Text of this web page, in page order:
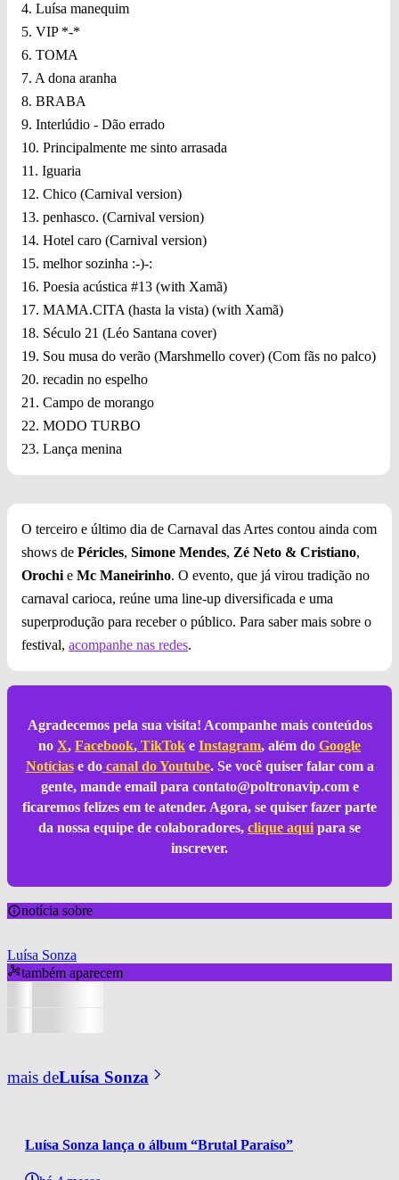
4. Luísa manequim
5. VIP *-*
6. TOMA
7. A dona aranha
8. BRABA
9. Interlúdio - Dão errado
10. Principalmente me sinto arrasada
11. Iguaria
12. Chico (Carnival version)
13. penhasco. (Carnival version)
14. Hotel caro (Carnival version)
15. melhor sozinha :-)-:
16. Poesia acústica #13 (with Xamã)
17. MAMA.CITA (hasta la vista) (with Xamã)
18. Século 21 (Léo Santana cover)
19. Sou musa do verão (Marshmello cover) (Com fãs no palco)
20. recadin no espelho
21. Campo de morango
22. MODO TURBO
23. Lança menina
O terceiro e último dia de Carnaval das Artes contou ainda com
shows de Péricles, Simone Mendes, Zé Neto & Cristiano,
Orochi e Mc Maneirinho. O evento, que já virou tradição no
carnaval carioca, reúne uma line-up diversificada e uma
superprodução para receber o público. Para saber mais sobre o
festival, acompanhe nas redes.
Agradecemos pela sua visita! Acompanhe mais conteúdos
no X, Facebook, TikTok e Instagram, além do Google
Notíciase docanal do Youtube. Se você quiser falar com a
gente, mande email para contato@poltronavip.come
ficaremos felizes em te atender. Agora, se quiser fazer parte
da nossa equipe de colaboradores, clique aqui para se
inscrever.
notícia sobre
Luísa Sonza
também aparecem
mais deLuísa Sonza
Luísa Sonza lança o álbum “Brutal Paraíso”